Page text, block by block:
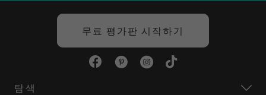
무료 평가판 시작하기
탐색